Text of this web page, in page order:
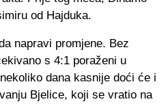
od Hajduka.
napravi promjene. Bez
s 4:1 poraženi u
dana kasnije doći će i
Bjelice, koji se vratio na